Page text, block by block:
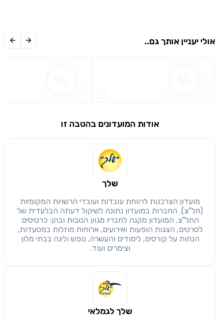
שיתוף
העתק
מימוש הטבה זו ניתן רק לחברי
חזרה הבנתי, המשך לאתר
אולי יעניין אותך גם..
אודות המועדונים בהטבה זו
שלך
מועדון הצרכנות לרווחת עובדות ועובדי הרשויות המקומיות
(חל"צ). החברות במועדון נתונה לשיקול דעתה הבלעדית של
החל"צ. המועדון מקנה לחבריו מגוון הטבות ובהן: כרטיסים
לסרטים, הצגות הופעות ואירועים, ארוחות מוזלות במסעדות,
הנחות על קורסים, לימודים והעשרה, נופש ולינה בבתי מלון
וצימרים ועוד.
שלך לגמלאי